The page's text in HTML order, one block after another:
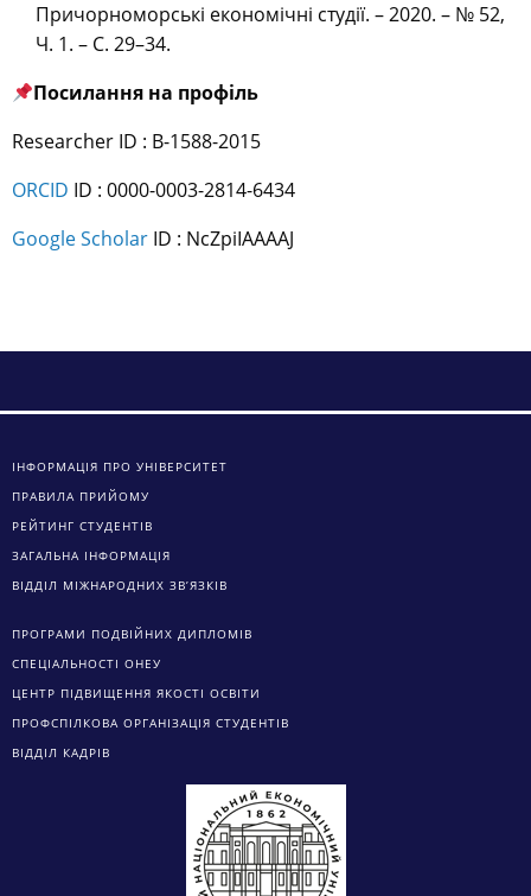
Причорноморські економічні студії. – 2020. – № 52,
Ч. 1. – С. 29–34.
Посилання на профіль
Researcher ID : В-1588-2015
ORCID ID : 0000-0003-2814-6434
Google Scholar ID : NcZpiIAAAAJ
ІНФОРМАЦІЯ ПРО УНІВЕРСИТЕТ
ПРАВИЛА ПРИЙОМУ
РЕЙТИНГ СТУДЕНТІВ
ЗАГАЛЬНА ІНФОРМАЦІЯ
ВІДДІЛ МІЖНАРОДНИХ ЗВ’ЯЗКІВ
ПРОГРАМИ ПОДВІЙНИХ ДИПЛОМІВ
СПЕЦІАЛЬНОСТІ ОНЕУ
ЦЕНТР ПІДВИЩЕННЯ ЯКОСТІ ОСВІТИ
ПРОФСПІЛКОВА ОРГАНІЗАЦІЯ СТУДЕНТІВ
ВІДДІЛ КАДРІВ